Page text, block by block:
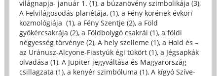
világnapja- január 1. (1), a búzanövény szimbolikája (3),
A Felvilágosodás planétája, (1), a Fény körének évköri
kozmológiája (1), a Fény Szentje (2), a Föld
gyökércsakrája (2), a Földbolygó csakrái (1), a földi
négyesség törvénye (2), A hely szelleme (1), a Hold és –
az Uránusz-Alcyone-Fiastyúk égi tükört (1), a Jégsapkák
olvadása (1), A Jupiter jegyváltása és Magyarország
csillagzata (1), a kenyér szimbóluma (1), A kígyó Szíve-